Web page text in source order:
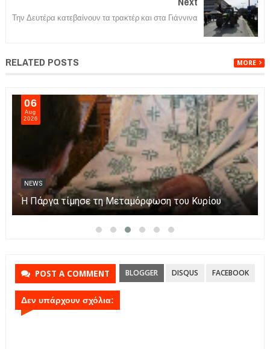
Την Δευτέρα κατεβαίνουν τα τρακτέρ και στα Γιάννινα
RELATED POSTS MORE
06
Aug
2026
NEWS
Η Πάργα τίμησε τη Μεταμόρφωση του Κυρίου
POST A COMMENT BLOGGER DISQUS FACEBOOK
Δεν υπάρχουν σχόλια: